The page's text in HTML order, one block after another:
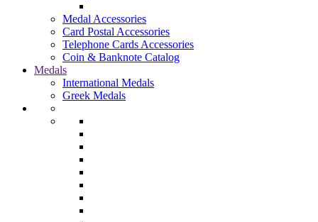
Medal Accessories
Card Postal Accessories
Telephone Cards Accessories
Coin & Banknote Catalog
Medals
International Medals
Greek Medals